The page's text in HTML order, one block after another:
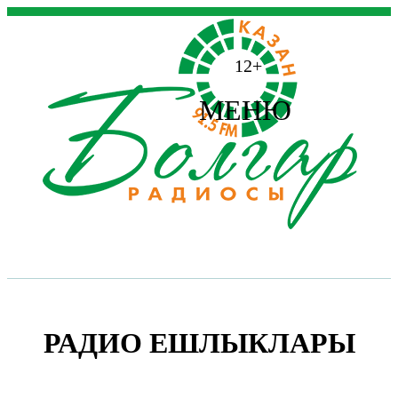
12+
МЕНЮ
РАДИО ЕШЛЫКЛАРЫ